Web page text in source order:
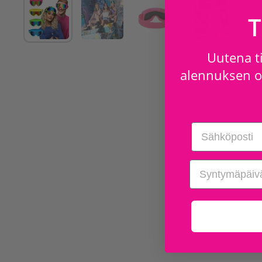
Uutena
alennuksen
Email
birthday